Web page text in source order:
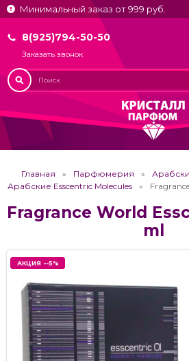
Минимальный заказ от 999 руб.
8(925)794-50-50
Заказать звонок
Главная Парфюмерия
Арабские Esscentric Molecules
Fragrance World
ml
АКЦИЯ --5%
АКЦИЯ --5%